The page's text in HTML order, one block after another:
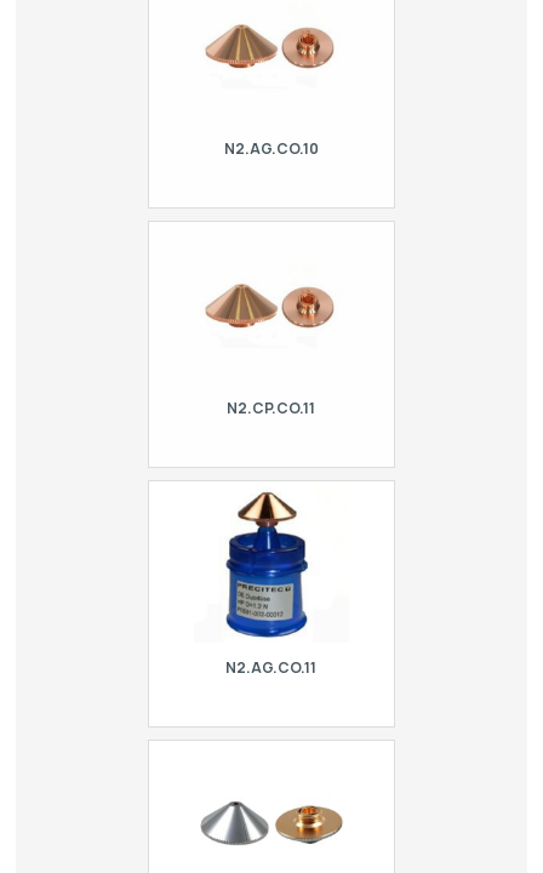
Ermaksa…
N2.AG.CO.10
Finn-Powe…
N2.CP.CO.11
Precitec, insert ø=2.0 mm. For laser
Adira, Balliu, BLM | Adige, CR
Electronic, Cutlite Penta, Danobat,
Durma, Ermaksan…
N2.AG.CO.11